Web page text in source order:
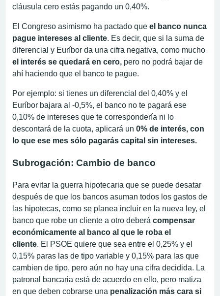
cláusula cero estás pagando un 0,40%.
El Congreso asimismo ha pactado que el banco nunca
pague intereses al cliente. Es decir, que si la suma de
diferencial y Euríbor da una cifra negativa, como mucho
el interés se quedará en cero, pero no podrá bajar de
ahí haciendo que el banco te pague.
Por ejemplo: si tienes un diferencial del 0,40% y el
Euríbor bajara al -0,5%, el banco no te pagará ese
0,10% de intereses que te correspondería ni lo
descontará de la cuota, aplicará un 0% de interés, con
lo que ese mes sólo pagarás capital sin intereses.
Subrogación: Cambio de banco
Para evitar la guerra hipotecaria que se puede desatar
después de que los bancos asuman todos los gastos de
las hipotecas, como se planea incluir en la nueva ley, el
banco que robe un cliente a otro deberá compensar
económicamente al banco al que le roba el
cliente. El PSOE quiere que sea entre el 0,25% y el
0,15% paras las de tipo variable y 0,15% para las que
cambien de tipo, pero aún no hay una cifra decidida. La
patronal bancaria está de acuerdo en ello, pero matiza
en que deben cobrarse una penalización más cara si